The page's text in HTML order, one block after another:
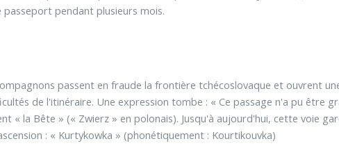
pendant plusieurs mois.
passent en fraude la frontière tchécoslovaque et ouvrent
de l'itinéraire. Une expression tombe : « Ce passage n'a pu être
« la Bête » (« Zwierz » en polonais). Jusqu'à aujourd'hui, cette voie
: « Kurtykowka » (phonétiquement : Kourtikouvka)